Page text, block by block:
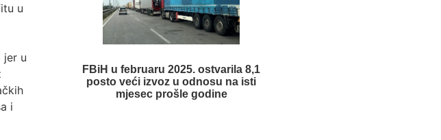
u
jer u
i
FBiH u februaru 2025. ostvarila 8,1
posto veći izvoz u odnosu na isti
mjesec prošle godine